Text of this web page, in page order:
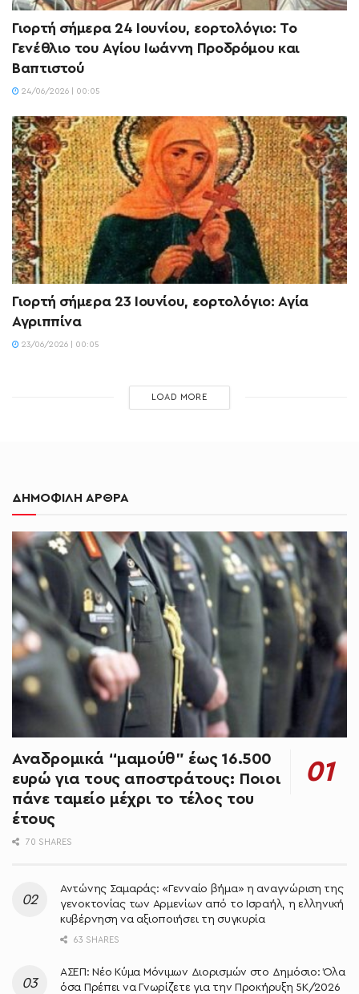
Γιορτή σήμερα 24 Ιουνίου, εορτολόγιο: Το
Γενέθλιο του Αγίου Ιωάννη Προδρόμου και
Βαπτιστού
24/06/2026 | 00:05
Γιορτή σήμερα 23 Ιουνίου, εορτολόγιο: Αγία
Αγριππίνα
23/06/2026 | 00:05
LOAD MORE
ΔΗΜΟΦΙΛΗ ΑΡΘΡΑ
Αναδρομικά “μαμούθ” έως 16.500
ευρώ για τους αποστράτους: Ποιοι
πάνε ταμείο μέχρι το τέλος του
έτους
70 SHARES
Αντώνης Σαμαράς: «Γενναίο βήμα» η αναγνώριση της
γενοκτονίας των Αρμενίων από το Ισραήλ, η ελληνική
κυβέρνηση να αξιοποιήσει τη συγκυρία
63 SHARES
ΑΣΕΠ: Νέο Κύμα Μόνιμων Διορισμών στο Δημόσιο: Όλα
όσα Πρέπει να Γνωρίζετε για την Προκήρυξη 5Κ/2026